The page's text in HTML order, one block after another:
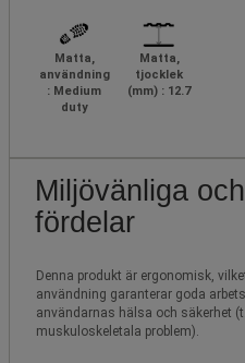
Matta,
användning
: Medium
duty
Matta,
tjocklek
(mm) : 12.7
Miljövänliga
fördelar
Denna produkt är ergonomisk,
användning garanterar goda
användarnas hälsa och säkerhet
muskuloskeletala problem).